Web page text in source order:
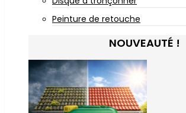
Peinture de retouche
NOUVEAUTÉ !